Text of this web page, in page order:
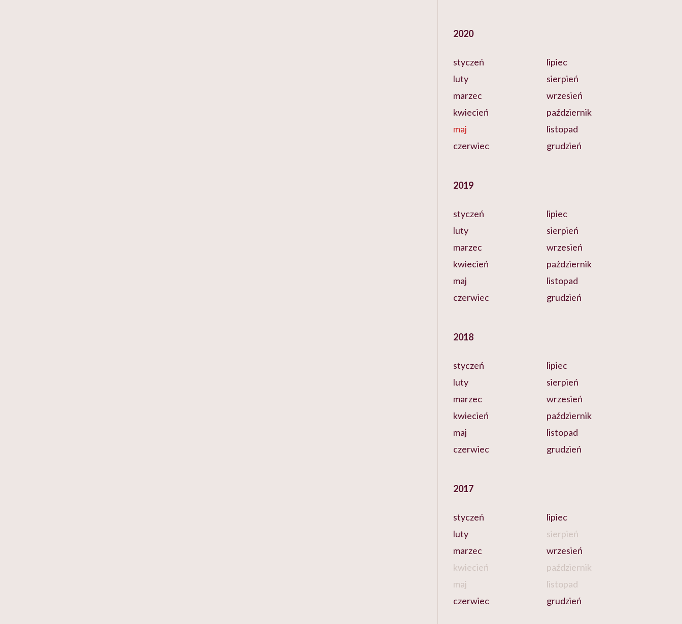
2020
styczeń
luty
marzec
kwiecień
maj
czerwiec
lipiec
sierpień
wrzesień
październik
listopad
grudzień
2019
styczeń
luty
marzec
kwiecień
maj
czerwiec
lipiec
sierpień
wrzesień
październik
listopad
grudzień
2018
styczeń
luty
marzec
kwiecień
maj
czerwiec
lipiec
sierpień
wrzesień
październik
listopad
grudzień
2017
styczeń
luty
marzec
kwiecień
maj
czerwiec
lipiec
sierpień
wrzesień
październik
listopad
grudzień